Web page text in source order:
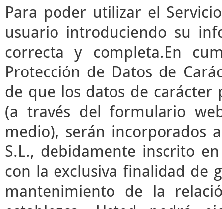
Para poder utilizar el
usuario introduciendo su
correcta y completa.En
Protección de Datos de
de que los datos de carácter
(a través del formulario
medio), serán incorporados
S.L., debidamente inscrito
con la exclusiva finalidad de
mantenimiento de la